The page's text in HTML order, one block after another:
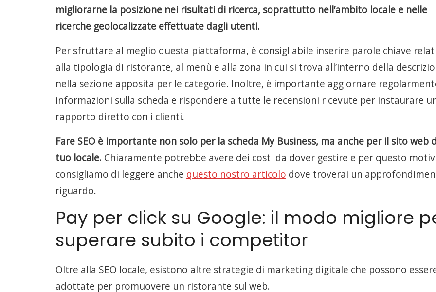
migliorarne la posizione nei risultati di ricerca, soprattutto nell’ambito locale e nelle
ricerche geolocalizzate effettuate dagli utenti.
Per sfruttare al meglio questa piattaforma, è consigliabile inserire parole chiave
alla tipologia di ristorante, al menù e alla zona in cui si trova all’interno della
nella sezione apposita per le categorie. Inoltre, è importante aggiornare
informazioni sulla scheda e rispondere a tutte le recensioni ricevute per instaurare
rapporto diretto con i clienti.
Fare SEO è importante non solo per la scheda My Business, ma anche per il sito web
tuo locale. Chiaramente potrebbe avere dei costi da dover gestire e per questo
consigliamo di leggere anche questo nostro articolo dove troverai un
riguardo.
Pay per click su Google: il modo migliore
superare subito i competitor
Oltre alla SEO locale, esistono altre strategie di marketing digitale che possono
adottate per promuovere un ristorante sul web.